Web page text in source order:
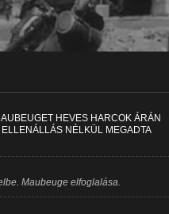
HEVES HARCOK ÁRÁN
NÉLKÜL MEGADTA
Maubeuge elfoglalása.